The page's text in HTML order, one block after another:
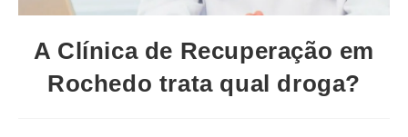
A Clínica de Recuperação em
Rochedo trata qual droga?